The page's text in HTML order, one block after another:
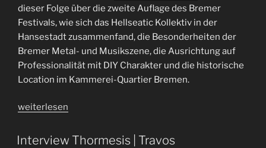
dieser Folge über die zweite Auflage des Bremer
Festivals, wie sich das Hellseatic Kollektiv in der
Hansestadt zusammenfand, die Besonderheiten der
Bremer Metal- und Musikszene, die Ausrichtung auf
Professionalität mit DIY Charakter und die historische
Location im Kammerei-Quartier Bremen.
„Interview
Open
weiterlesen
Interview Thormesis | Travos